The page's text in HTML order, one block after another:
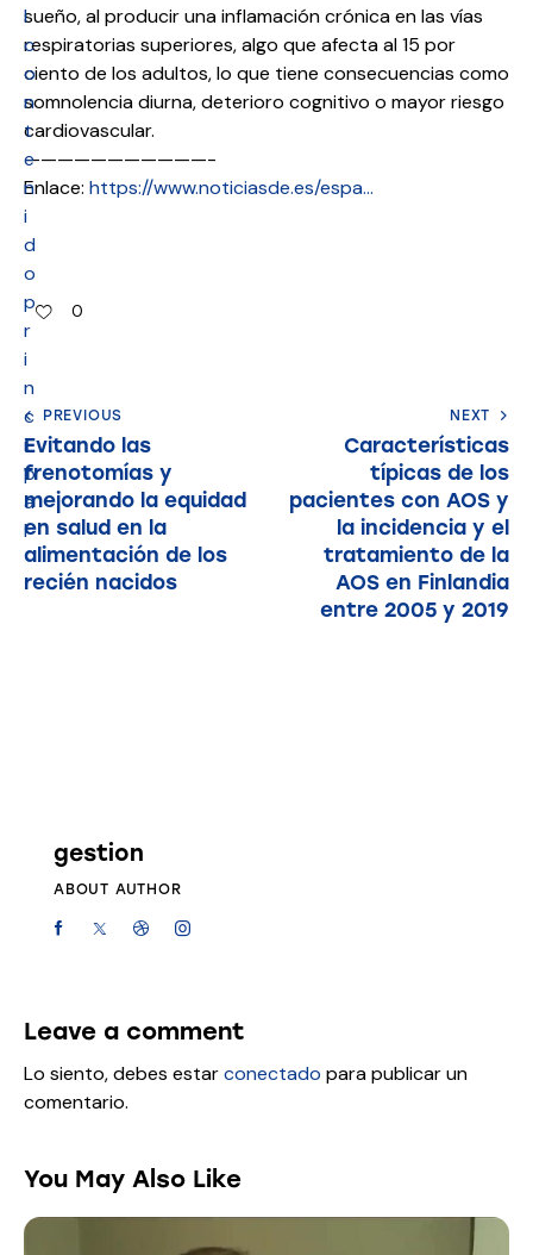
l
c
o
n
t
e
n
i
d
o
p
r
i
n
c
i
p
a
l
sueño, al producir una inflamación crónica en las vías
respiratorias superiores, algo que afecta al 15 por
ciento de los adultos, lo que tiene consecuencias como
somnolencia diurna, deterioro cognitivo o mayor riesgo
cardiovascular.
———————————-
Enlace: https://www.noticiasde.es/espa…
0
PREVIOUS
Evitando las
frenotomías y
mejorando la equidad
en salud en la
alimentación de los
recién nacidos
NEXT
Características
típicas de los
pacientes con AOS y
la incidencia y el
tratamiento de la
AOS en Finlandia
entre 2005 y 2019
gestion
ABOUT AUTHOR
Leave a comment
Lo siento, debes estarconectado para publicar un
comentario.
You May Also Like